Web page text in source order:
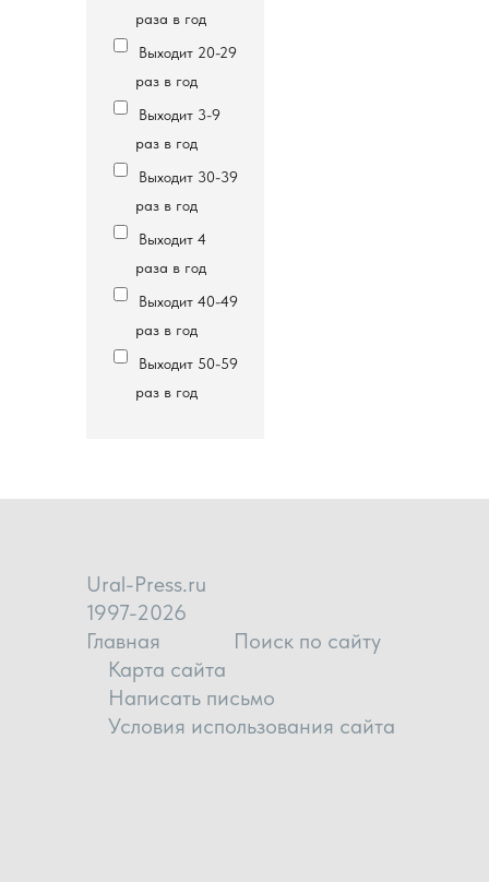
раза в год
Выходит 20-29
раз в год
Выходит 3-9
раз в год
Выходит 30-39
раз в год
Выходит 4
раза в год
Выходит 40-49
раз в год
Выходит 50-59
раз в год
Ural-Press.ru
1997-2026
Главная
Поиск по сайту
Карта сайта
Написать письмо
Условия использования сайта